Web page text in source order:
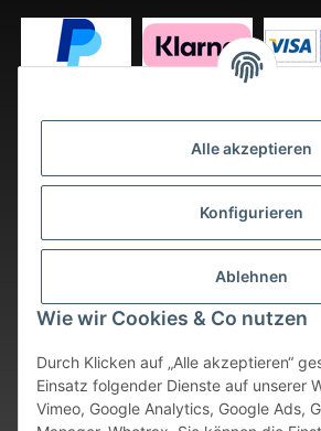
Alle akzeptieren
Konfigurieren
Ablehnen
Wie wir Cookies & Co nutzen
Durch Klicken auf „Alle akzeptieren“
Einsatz folgender Dienste auf unserer
Vimeo, Google Analytics, Google Ads,
Vertrag widerrufen